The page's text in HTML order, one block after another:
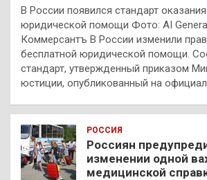
В России появился стандарт
юридической помощи Фото: AI
Коммерсантъ В России изменили
бесплатной юридической помощи.
стандарт, утвержденный приказом
юстиции, опубликованный на
РОССИЯ
Россиян
изменении одной
медицинской